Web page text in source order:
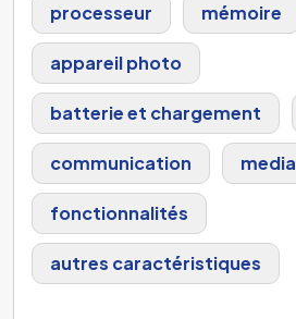
processeur mémoire
appareil photo
batterie et chargement
communication media
fonctionnalités
autres caractéristiques